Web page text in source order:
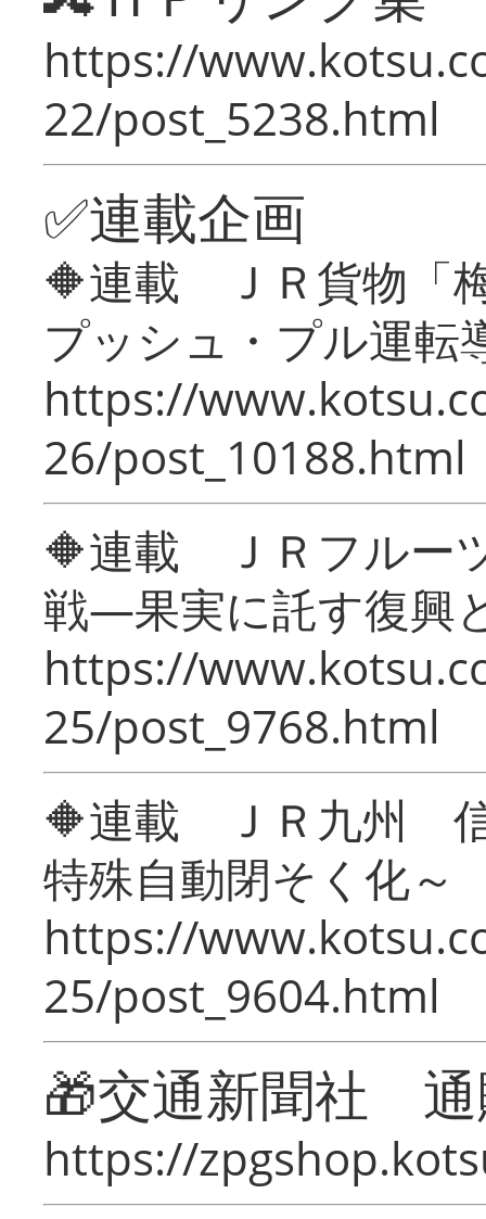
https://
22/post_5238.html
✅連載企画
🔶連載 ＪＲ貨物「
プッシュ・プル運転
https://
26/post_10188.html
🔶連載 ＪＲフルー
戦―果実に託す復興
https://
25/post_9768.html
🔶連載 ＪＲ九州 信
特殊自動閉そく化～
https://
25/post_9604.html
🎁交通新聞社
https://